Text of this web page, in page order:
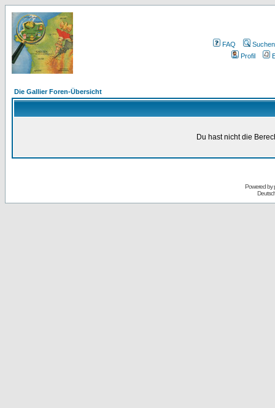
FAQ
Suchen
Profil
Die Gallier Foren-Übersicht
Du hast nicht die
Powered by